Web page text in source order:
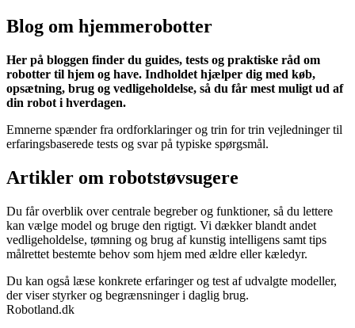
Blog om hjemmerobotter
Her på bloggen finder du guides, tests og praktiske råd om
robotter til hjem og have. Indholdet hjælper dig med køb,
opsætning, brug og vedligeholdelse, så du får mest muligt ud af
din robot i hverdagen.
Emnerne spænder fra ordforklaringer og trin for trin vejledninger til
erfaringsbaserede tests og svar på typiske spørgsmål.
Artikler om robotstøvsugere
Du får overblik over centrale begreber og funktioner, så du lettere
kan vælge model og bruge den rigtigt. Vi dækker blandt andet
vedligeholdelse, tømning og brug af kunstig intelligens samt tips
målrettet bestemte behov som hjem med ældre eller kæledyr.
Du kan også læse konkrete erfaringer og test af udvalgte modeller,
der viser styrker og begrænsninger i daglig brug.
Robotland.dk